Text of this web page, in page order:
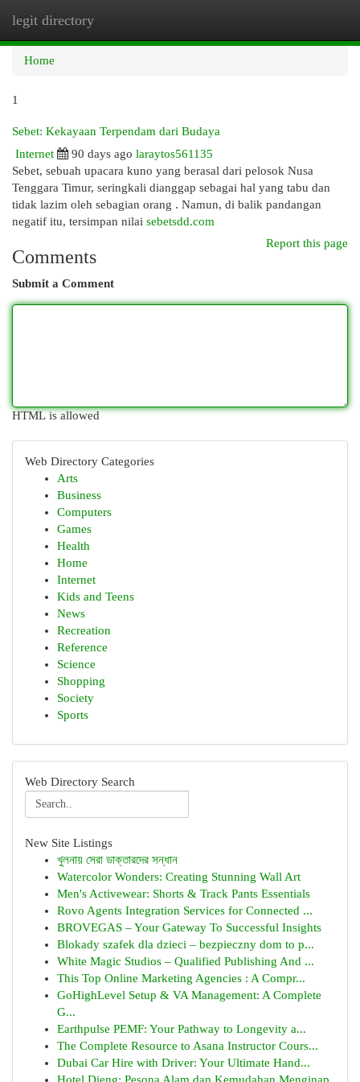
legit directory
Home
1
Sebet: Kekayaan Terpendam dari Budaya
Internet
90 days ago laraytos561135
Sebet, sebuah upacara kuno yang berasal dari pelosok Nusa
Tenggara Timur, seringkali dianggap sebagai hal yang tabu dan
tidak lazim oleh sebagian orang . Namun, di balik pandangan
negatif itu, tersimpan nilai sebetsdd.com
Report this page
Comments
Submit a Comment
HTML is allowed
Web Directory Categories
Arts
Business
Computers
Games
Health
Home
Internet
Kids and Teens
News
Recreation
Reference
Science
Shopping
Society
Sports
Web Directory Search
New Site Listings
খুলনায় সেরা ডাক্তারদের সন্ধান
Watercolor Wonders: Creating Stunning Wall Art
Men's Activewear: Shorts & Track Pants Essentials
Rovo Agents Integration Services for Connected ...
BROVEGAS – Your Gateway To Successful Insights
Blokady szafek dla dzieci – bezpieczny dom to p...
White Magic Studios – Qualified Publishing And ...
This Top Online Marketing Agencies : A Compr...
GoHighLevel Setup & VA Management: A Complete
G...
Earthpulse PEMF: Your Pathway to Longevity a...
The Complete Resource to Asana Instructor Cours...
Dubai Car Hire with Driver: Your Ultimate Hand...